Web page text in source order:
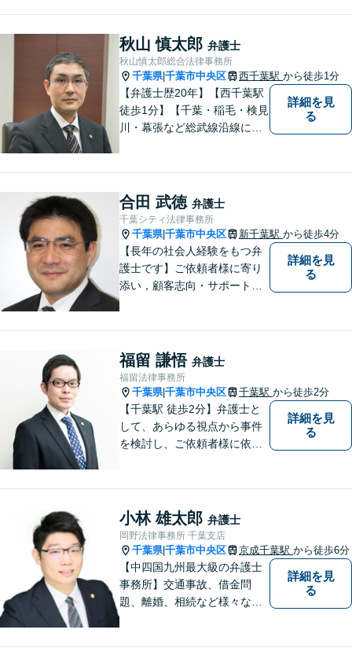
秋山 慎太郎 弁護士
秋山慎太郎総合法律事務所
千葉県|千葉市中央区 西千葉駅 から徒歩1分
【弁護士歴20年】【西千葉駅
徒歩1分】【千葉・稲毛・検見
川・幕張など総武線沿線にお
などお気軽にお問い合わせく
ださい【個人／企業いずれも
対応実績あり】
詳細を見
る
合田 武徳 弁護士
千葉シティ法律事務所
千葉県|千葉市中央区 新千葉駅 から徒歩4分
【長年の社会人経験をもつ弁
護士です】ご依頼者様に寄り
添い，顧客志向・サポート精
応】ご相談者様の精神的負担
を軽減することも重視してい
る弁護士です。【千葉駅徒歩
７分】
詳細を見
る
福留 謙悟 弁護士
福留法律事務所
千葉県|千葉市中央区 千葉駅 から徒歩2分
【千葉駅 徒歩2分】弁護士と
して、あらゆる視点から事件
を検討し、ご依頼者様に依頼
く解決への第一歩です。 まず
はお気軽にご相談ください。
詳細を見
る
小林 雄太郎 弁護士
岡野法律事務所 千葉支店
千葉県|千葉市中央区 京成千葉駅 から徒歩6分
【中四国九州最大級の弁護士
事務所】交通事故、借金問
題、離婚、相続など様々な問
詳細を見
る